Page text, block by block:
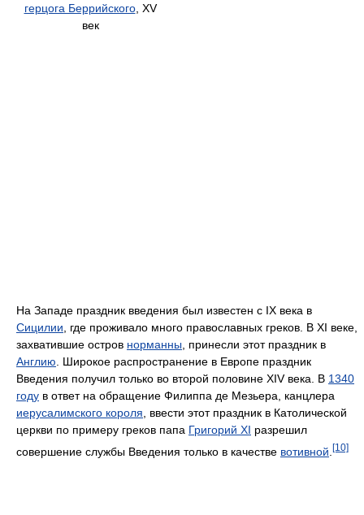
герцога Беррийского, XV
век
На Западе праздник введения был известен с IX века в
Сицилии , где проживало много православных греков. В XI веке,
захватившие остров норманны , принесли этот праздник в
Англию . Широкое распространение в Европе праздник
Введения получил только во второй половине XIV века. В 1340
году в ответ на обращение Филиппа де Мезьера, канцлера
иерусалимского короля , ввести этот праздник в Католической
церкви по примеру греков папа Григорий XI разрешил
совершение службы Введения только в качестве вотивной [10]